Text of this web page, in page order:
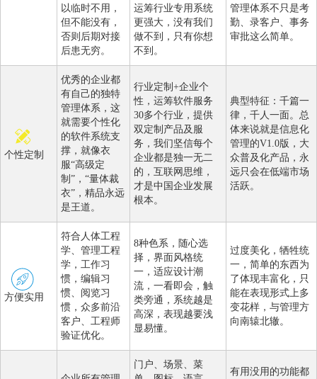
以临时不用，
但不能没有，
否则后期对接
后患无穷。
运筹行业专用系统
更强大，没有我们
做不到，只有你想
不到。
管理体系不只是考
勤、录客户、事务
审批这么简单。
个性定制
优秀的企业都
有自己的独特
管理体系，这
就需要个性化
的软件系统支
撑，就像衣
服“高级定
制”，“量体裁
衣”，精品永远
是王道。
行业定制+企业个
性，运筹软件服务
30多个行业，提供
双定制产品及服
务，我们坚信每个
企业都是独一无二
的，互联网思维，
才是中国企业发展
根本。
典型特征：千篇一
律，千人一面。总
体来说就是信息化
管理的V1.0版，大
众普及化产品，永
远只会在低端市场
活跃。
方便实用
符合人体工程
学、管理工程
学，工作习
惯，编辑习
惯、阅览习
惯，众多前沿
客户、工程师
验证优化。
8种色系，随心选
择，界面风格统
一，适应设计潮
流，一看即会，触
类旁通，系统越是
高深，表现越要浅
显易懂。
过度美化，牺牲统
一，简单的东西为
了体现丰富化，只
能在表现形式上多
变花样，与管理方
向南辕北辙。
门户、场景、菜
有用没用的功能都